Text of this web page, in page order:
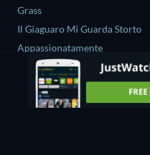
Grass
Il Giaguaro Mi Guarda Storto
Appassionatamente
Rory Scovel: Show Must Go